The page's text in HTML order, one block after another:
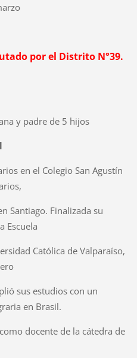
por el Distrito N°39.
y padre de 5 hijos
en el Colegio San Agustín
Santiago. Finalizada su
Escuela
Católica de Valparaíso,
sus estudios con un
en Brasil.
docente de la cátedra de